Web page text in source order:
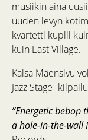
musiikin aina
uuden levyn
kvartetti kuplii
kuin East Village.
Kaisa Mäensivu
Jazz Stage -
”Energetic bebop
a hole-in-the-wall